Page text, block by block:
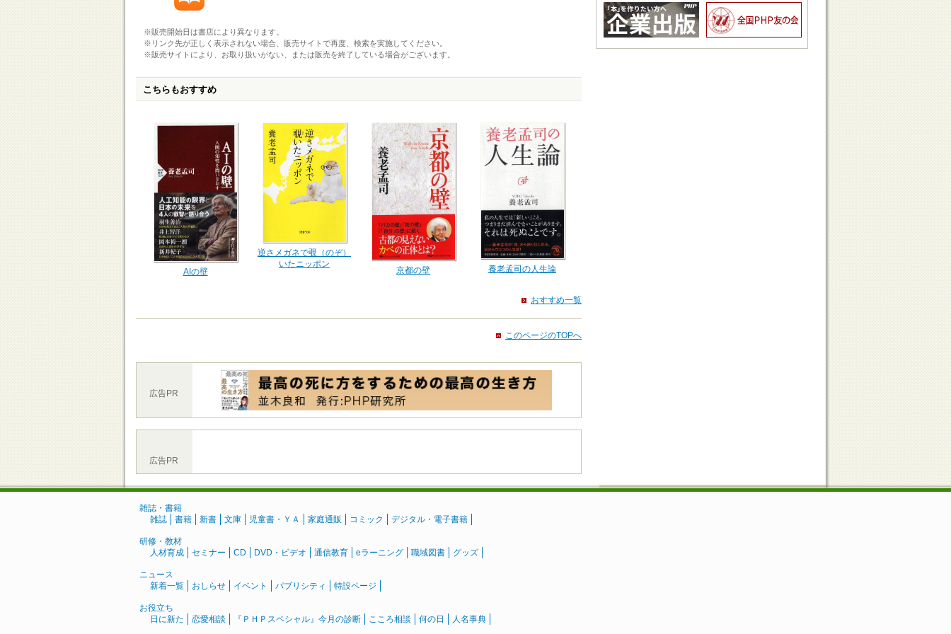
※販売開始日は書店により異なります。
※リンク先が正しく表示されない場合、販売サイトで再度、検索を実施してください。
※販売サイトにより、お取り扱いがない、または販売を終了している場合がございます。
こちらもおすすめ
AIの壁
逆さメガネで覗（のぞ）
いたニッポン
京都の壁 養老孟司の人生論
おすすめ一覧
このページのTOPへ
広告PR
広告PR
雑誌・書籍
雑誌
書籍 新書 文庫 児童書・ＹＡ 家庭通販 コミック デジタル・電子書籍
研修・教材
人材育成
セミナー CD DVD・ビデオ 通信教育 eラーニング 職域図書 グッズ
ニュース
新着一覧
おしらせ イベント パブリシティ 特設ページ
お役立ち
日に新た
恋愛相談 『ＰＨＰスペシャル』今月の診断 こころ相談 何の日 人名事典